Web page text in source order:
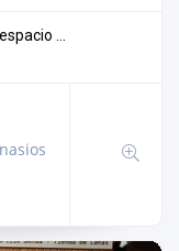
...